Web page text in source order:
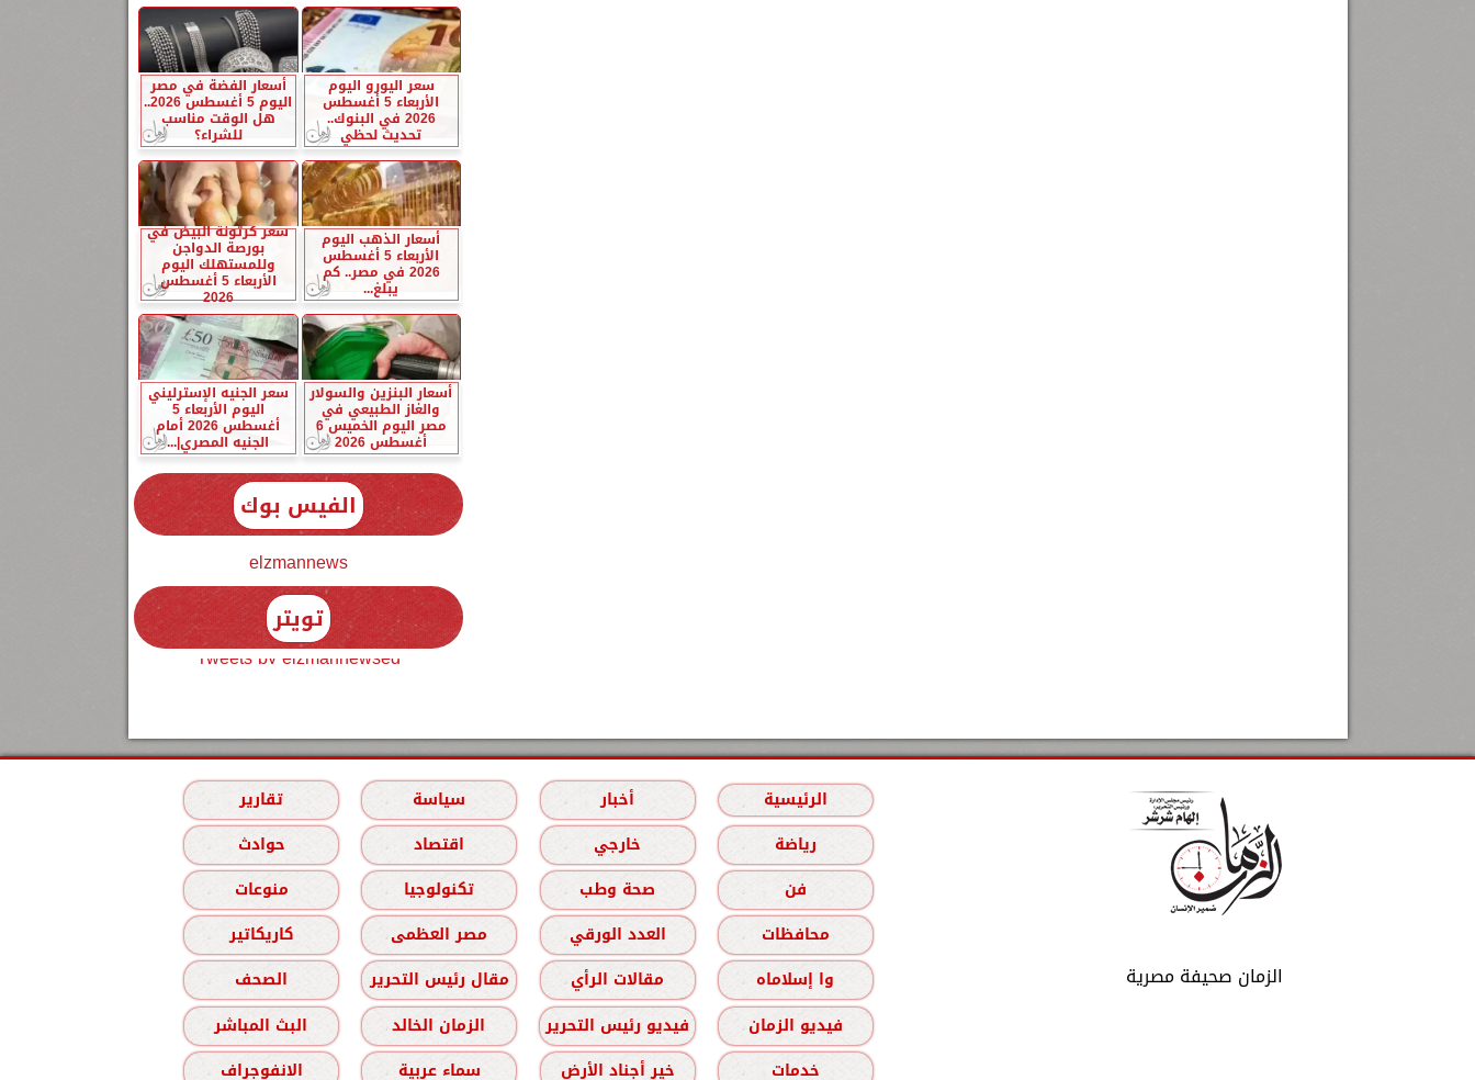
سعر اليورو اليوم
الأربعاء 5 أغسطس
2026 في البنوك..
تحديث لحظي
أسعار الفضة في مصر
اليوم 5 أغسطس 2026..
هل الوقت مناسب
للشراء؟
أسعار الذهب اليوم
الأربعاء 5 أغسطس
2026 في مصر.. كم
يبلغ...
سعر كرتونة البيض في
بورصة الدواجن
وللمستهلك اليوم
الأربعاء 5 أغسطس
2026
أسعار البنزين والسولار
والغاز الطبيعي في
مصر اليوم الخميس 6
أغسطس 2026
سعر الجنيه الإسترليني
اليوم الأربعاء 5
أغسطس 2026 أمام
الجنيه المصري|...
الفيس بوك
elzmannews
تويتر
Tweets by elzmannewseg
الزمان صحيفة مصرية
الرئيسية أخبار سياسة
تقارير
رياضة
خارجي اقتصاد
حوادث
فن
صحة وطب تكنولوجيا
منوعات
محافظات
العدد الورقي مصر العظمى
كاريكاتير
وا إسلاماه
مقالات الرأي مقال رئيس التحرير
الصحف
فيديو الزمان
فيديو رئيس التحرير الزمان الخالد
البث المباشر
خدمات
خير أجناد الأرض سماء عربية الانفوجراف